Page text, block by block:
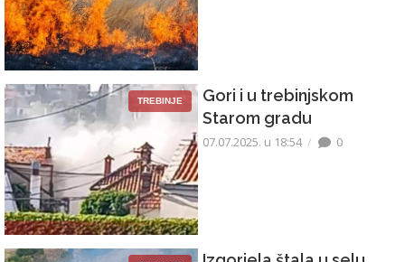
TREBINJE
Gori i u trebinjskom
Starom gradu
07.07.2025. u 18:54 0